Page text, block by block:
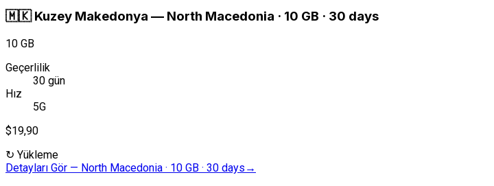
🇲🇰 Kuzey Makedonya — North Macedonia · 10 GB · 30 days
10 GB
Geçerlilik
30 gün
Hız
5G
$19,90
↻ Yükleme
Detayları Gör — North Macedonia · 10 GB · 30 days →